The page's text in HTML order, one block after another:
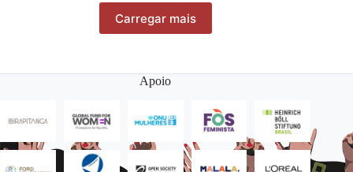
Carregar mais
Apoio